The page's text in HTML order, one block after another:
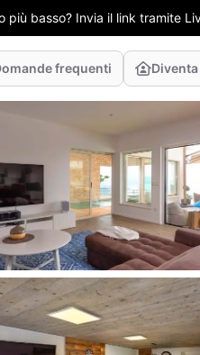
più basso? Invia il link tramite
frequenti